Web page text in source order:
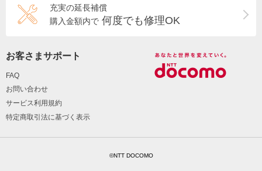
充実の延長補償
購入金額内で 何度でも修理OK
お客さまサポート
FAQ
お問い合わせ
サービス利用規約
特定商取引法に基づく表示
©NTT DOCOMO